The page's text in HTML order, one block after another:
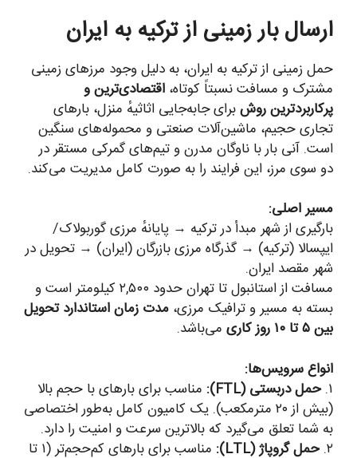
بار زمینی از ترکیه به ایران
زمینی از ترکیه به ایران، به دلیل وجود مرزهای زمینی
و مسافت نسبتاً کوتاه،اقتصادی‌ترین و
روشبرای جابه‌جایی اثاثیهٔ منزل، بارهای
حجیم، ماشین‌آلات صنعتی و محموله‌های سنگین
آنی بار با ناوگان مدرن و تیم‌های گمرکی مستقر در
سوی مرز، این فرایند را به صورت کامل مدیریت می‌کند.
اصلی:
از شهر مبدأ در ترکیه → پایانهٔ مرزی گوربولاک/
(ترکیه) → گذرگاه مرزی بازرگان (ایران) → تحویل در
مقصد ایران.
مسافت از استانبول تا تهران حدود ۲,۵۰۰ کیلومتر است و
به مسیر و ترافیک مرزی،مدت زمان استاندارد تحویل
می‌باشد.
سرویس‌ها:
حمل دربستی (FTL):
مناسب برای بارهای با حجم بالا
(بیش از ۲۰ مترمکعب). یک کامیون کامل به‌طور اختصاصی
شما تعلق می‌گیرد که بالاترین سرعت و امنیت را دارد.
حمل گروپاژ (LTL):
مناسب برای بارهای کم‌حجم‌تر (۱ تا